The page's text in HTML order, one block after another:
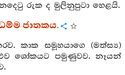
රුක ද මුලිනුපුටා හෙළයි.
ජාතකය.
කාක සමූහයාගෙ (මත්ස්‍ය)
ශෝකයට පමුණුවව. නෑයන්